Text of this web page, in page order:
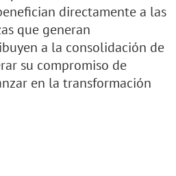
directamente a las
que generan
a la consolidación de
su compromiso de
en la transformación